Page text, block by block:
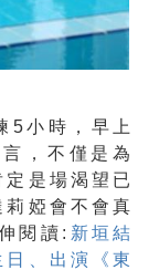
5小時，早上
，不僅是為
是場渴望已
婭會不會真
閱讀: 新垣結
、出演《東